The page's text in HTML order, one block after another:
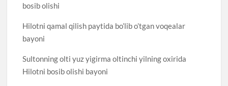
bosib olishi
Hilotni qamal qilish paytida bo’lib o’tgan voqealar
bayoni
Sultonning olti yuz yigirma oltinchi yilning oxirida
Hilotni bosib olishi bayoni